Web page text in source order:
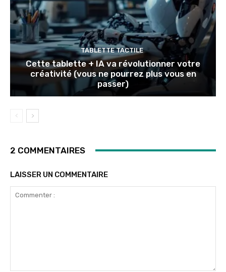
TABLETTE TACTILE
Cette tablette + IA va révolutionner votre
créativité (vous ne pourrez plus vous en
passer)
2 COMMENTAIRES
LAISSER UN COMMENTAIRE